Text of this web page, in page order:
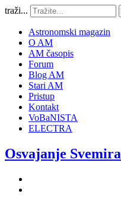
traži...
Astronomski magazin
O AM
AM časopis
Forum
Blog AM
Stari AM
Pristup
Kontakt
VoBaNISTA
ELECTRA
Osvajanje Svemira